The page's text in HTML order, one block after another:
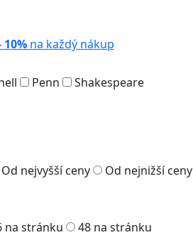
na každý nákup
Penn
Shakespeare
Od nejvyšší ceny
Od nejnižší ceny
na stránku 48 na stránku